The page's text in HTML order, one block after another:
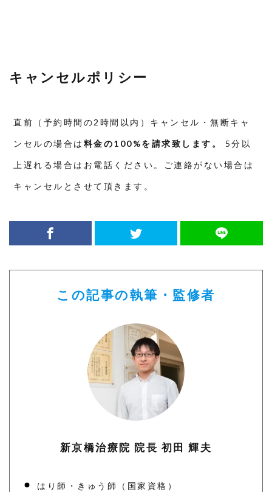
キャンセルポリシー
直前（予約時間の2時間以内）キャンセル・無断キャ
ンセルの場合は 料金の100%を請求致します。 5分以
上遅れる場合はお電話ください。ご連絡がない場合は
キャンセルとさせて頂きます。
この記事の執筆・監修者
新京橋治療院 院長 初田 輝夫
はり師・きゅう師（国家資格）